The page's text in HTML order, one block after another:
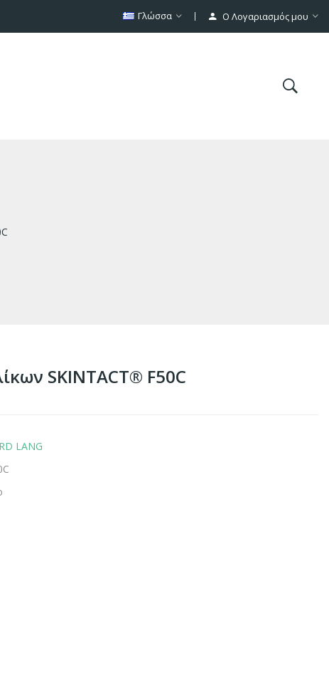
Γλώσσα Ο Λογαριασμός μου
SKINTACT® F50C
LANG